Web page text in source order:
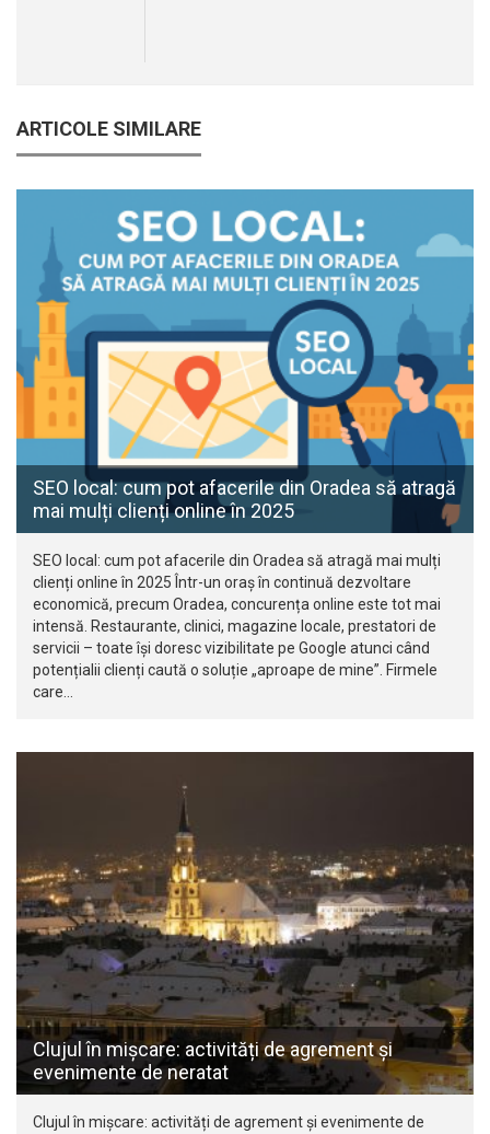
ARTICOLE SIMILARE
SEO local: cum pot afacerile din Oradea să atragă
mai mulți clienți online în 2025
SEO local: cum pot afacerile din Oradea să atragă mai mulți
clienți online în 2025 Într-un oraș în continuă dezvoltare
economică, precum Oradea, concurența online este tot mai
intensă. Restaurante, clinici, magazine locale, prestatori de
servicii – toate își doresc vizibilitate pe Google atunci când
potențialii clienți caută o soluție „aproape de mine”. Firmele
care…
Clujul în mișcare: activități de agrement și
evenimente de neratat
Clujul în mișcare: activități de agrement și evenimente de